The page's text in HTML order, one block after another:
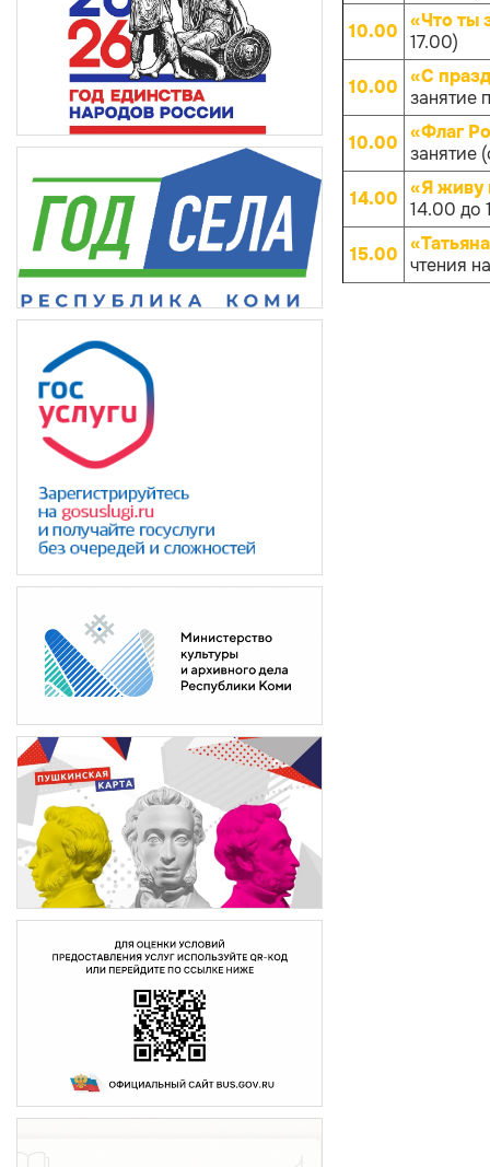
10.00 «Что ты
17.00)
10.00 «С
занятие
10.00 «Флаг
занятие
14.00 «Я живу
14.00 до
15.00 чтения